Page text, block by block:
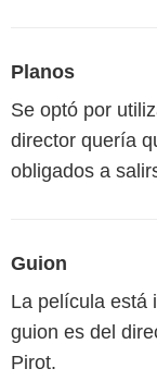
Planos
Se optó por
director quería
obligados a
Guion
La película está
guion es del
Pirot.